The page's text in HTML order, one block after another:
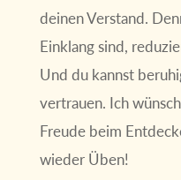
deinen Verstand.
Einklang sind,
Und du kannst
vertrauen. Ich
Freude beim
wieder Üben!